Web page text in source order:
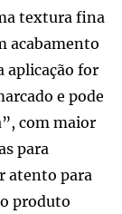
textura fina
acabamento
aplicação for
e pode
com maior
para
atento para
produto